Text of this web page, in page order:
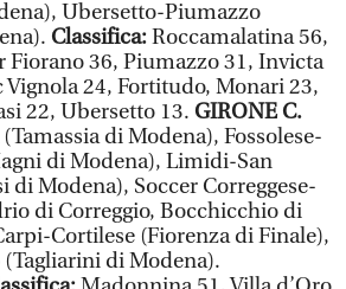
Ubersetto-Piumazzo
Classifica:Roccamalatina 56,
Fiorano 36, Piumazzo 31, Invicta
Vignola 24, Fortitudo, Monari 23,
22, Ubersetto 13. GIRONE C.
di Modena), Fossolese-
di Modena), Limidi-San
di Modena), Soccer Correggese-
di Correggio, Bocchicchio di
Cortilese (Fiorenza di Finale),
(Tagliarini di Modena).